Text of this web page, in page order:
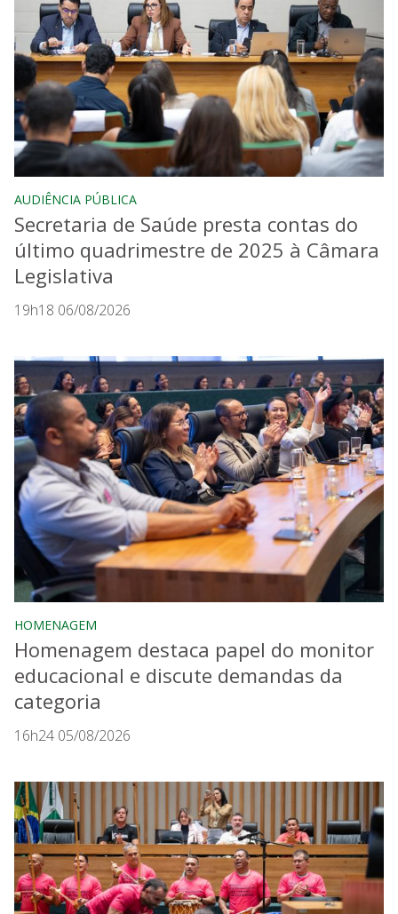
AUDIÊNCIA PÚBLICA
Secretaria de Saúde presta contas do
último quadrimestre de 2025 à Câmara
Legislativa
19h18 06/08/2026
HOMENAGEM
Homenagem destaca papel do monitor
educacional e discute demandas da
categoria
16h24 05/08/2026